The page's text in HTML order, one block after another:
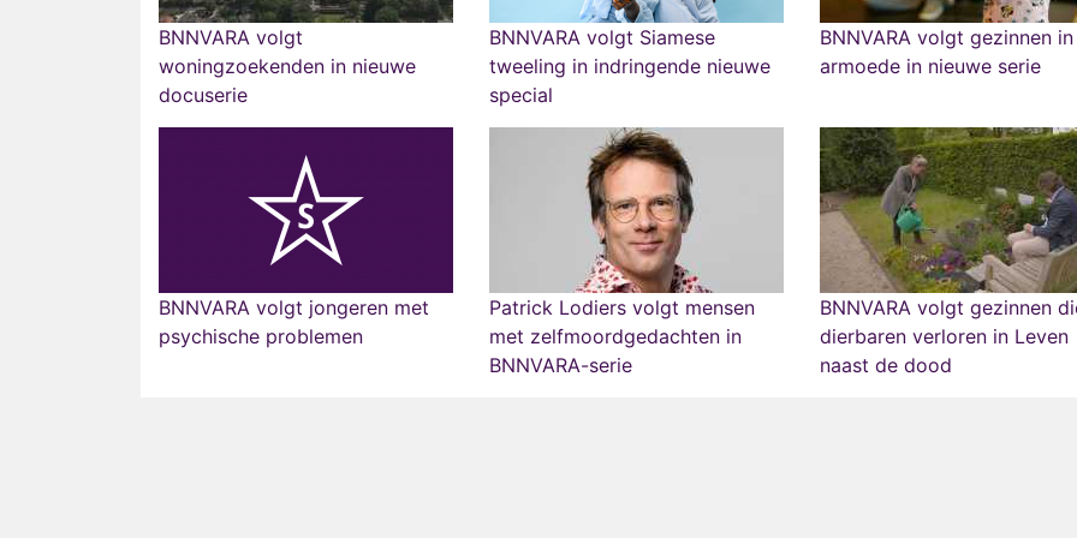
BNNVARA volgt
woningzoekenden in nieuwe
docuserie
BNNVARA volgt Siamese
tweeling in indringende nieuwe
special
BNNVARA volgt gezinnen in
armoede in nieuwe serie
BNNVARA volgt jongeren met
psychische problemen
Patrick Lodiers volgt mensen
met zelfmoordgedachten in
BNNVARA-serie
BNNVARA volgt gezinnen
dierbaren verloren in Leven
naast de dood